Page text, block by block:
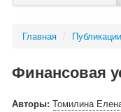
Главная / Публикации
Финансовая
Авторы:Томилина